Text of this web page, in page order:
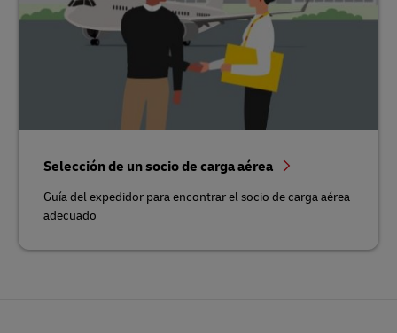
Selección de un socio de carga aérea
Guía del expedidor para encontrar el socio de carga aérea
adecuado